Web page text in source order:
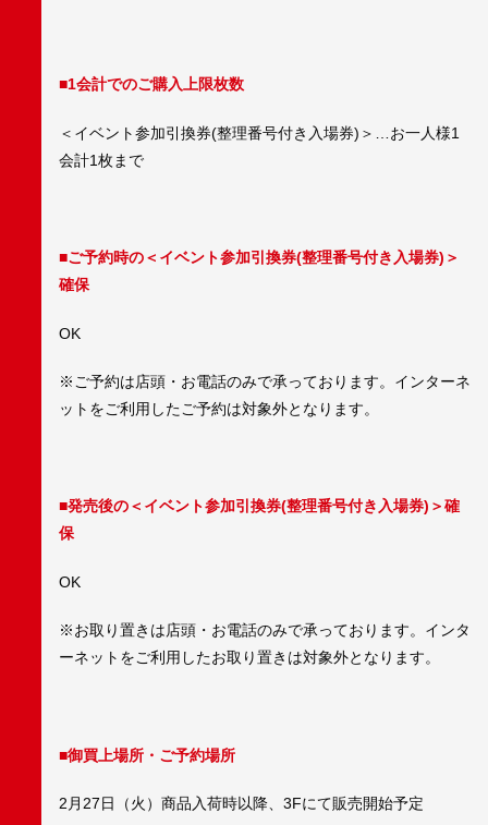
■1会計でのご購入上限枚数
＜イベント参加引換券(整理番号付き入場券)＞…お一人様1
会計1枚まで
■ご予約時の＜イベント参加引換券(整理番号付き入場券)＞
確保
OK
※ご予約は店頭・お電話のみで承っております。インターネ
ットをご利用したご予約は対象外となります。
■発売後の＜イベント参加引換券(整理番号付き入場券)＞確
保
OK
※お取り置きは店頭・お電話のみで承っております。インタ
ーネットをご利用したお取り置きは対象外となります。
■御買上場所・ご予約場所
2月27日（火）商品入荷時以降、3Fにて販売開始予定